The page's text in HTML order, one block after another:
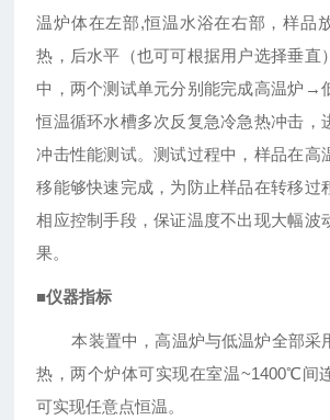
温炉体在左部,恒温水浴在右部，样品
热，后水平（也可可根据用户选择垂直
中，两个测试单元分别能完成高温炉 →
恒温循环水槽多次反复急冷急热冲击，
冲击性能测试。测试过程中，样品在高
移能够快速完成，为防止样品在转移过
相应控制手段，保证温度不出现大幅波
果。
■仪器指标
本装置中，高温炉与低温炉全部采
热，两个炉体可实现在室温~1400℃间
可实现任意点恒温。